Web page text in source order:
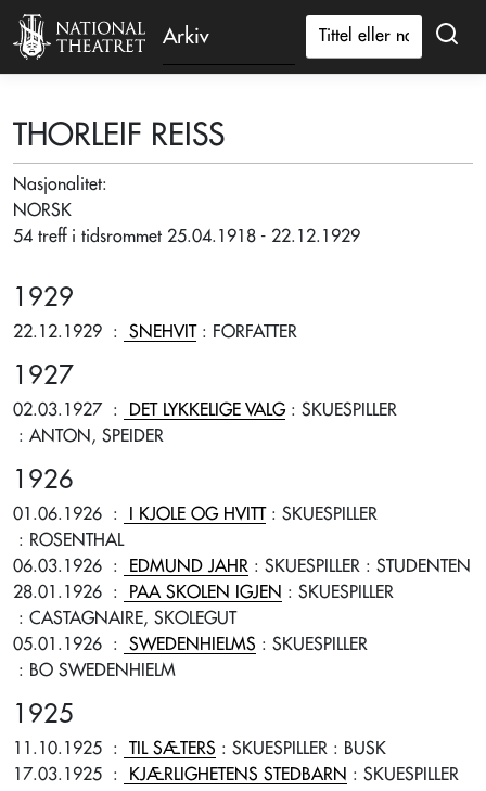
Arkiv
THORLEIF REISS
Nasjonalitet:
NORSK
54 treff i tidsrommet 25.04.1918 - 22.12.1929
1929
22.12.1929 : SNEHVIT: FORFATTER
1927
02.03.1927 : DET LYKKELIGE VALG: SKUESPILLER
: ANTON, SPEIDER
1926
01.06.1926 : I KJOLE OG HVITT: SKUESPILLER
: ROSENTHAL
06.03.1926 : EDMUND JAHR : SKUESPILLER : STUDENTEN
28.01.1926 : PAA SKOLEN IGJEN : SKUESPILLER
: CASTAGNAIRE, SKOLEGUT
05.01.1926 : SWEDENHIELMS : SKUESPILLER
: BO SWEDENHIELM
1925
11.10.1925 : TIL SÆTERS : SKUESPILLER : BUSK
17.03.1925 : KJÆRLIGHETENS STEDBARN : SKUESPILLER